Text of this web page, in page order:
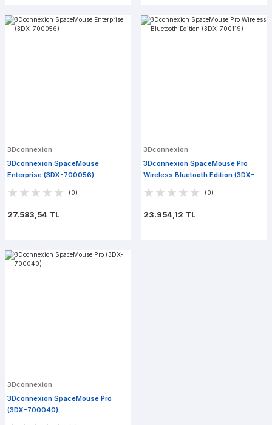
3Dconnexion
3Dconnexion SpaceMouse
Enterprise (3DX-700056)
(0)
27.583,54 TL
3Dconnexion
3Dconnexion SpaceMouse Pro
Wireless Bluetooth Edition (3DX-
(0)
23.954,12 TL
3Dconnexion
3Dconnexion SpaceMouse Pro
(3DX-700040)